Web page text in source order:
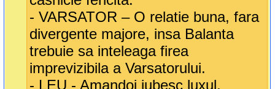
- VARSATOR – O relatie buna, fara
divergente majore, insa Balanta
trebuie sa inteleaga firea
imprevizibila a Varsatorului.
- LEU - Amandoi iubesc luxul,